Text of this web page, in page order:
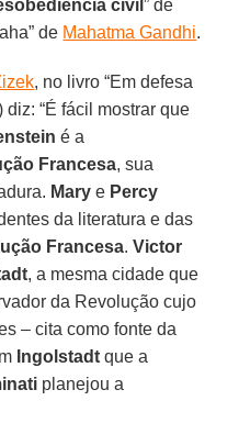
civil” de
de Mahatma Gandhi.
, no livro “Em defesa
diz: “É fácil mostrar que
é a
Francesa, sua
Mary e Percy
da literatura e das
Francesa.Victor
, a mesma cidade que
da Revolução cujo
– cita como fonte da
Ingolstadt que a
planejou a